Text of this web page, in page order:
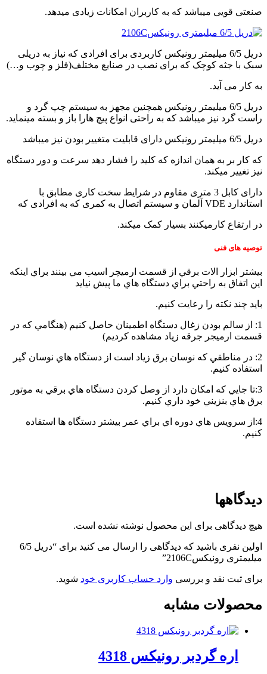
peaks
teasing
in
my
wife
lustful
sister
sucks
my
dick
the
kitchen
صنعتی قویی میباشد که به کاربران امکانات زیادی میدهد.
دریل 6/5 میلیمتر رونیکس کاربردی برای افرادی که نیاز به دریلی
سبک با جثه کوچک که برای نصب در صنایع مختلف(فلز و چوب و…)
به کار می آید.
دریل 6/5 میلیمتر رونیکس همچنین مجهز به سیستم چپ گرد و
راست گرد نیز میباشد که به راحتی انواع پیچ هارا باز و بسته مینماید.
دریل 6/5 میلیمتر رونیکس دارای قابلیت متغییر بودن نیز میباشد
که کار بر به همان اندازه که کلید را فشار دهد سرعت و دور دستگاه
نیز تغییر میکند.
دارای کابل 3 متری مقاوم در شرایط سخت کاری مطابق با
استاندارد VDE آلمان و سیستم اتصال به کمری که به افرادی که
در ارتفاع کارمیکنند بسیار کمک میکند.
توصیه های فنی
بيشتر ابزار الات برقي از قسمت ارميچر اسيب مي بينند براي اينکه
اين اتفاق به راحتي براي دستگاه هاي ما پيش نيايد
بايد چند نکته را رعايت کنيم.
1: از سالم بودن زغال دستگاه اطمينان حاصل کنيم (هنگامي که در
قسمت ارميجر جرقه زياد مشاهده کرديم)
2: در مناطقي که نوسان برق زياد است از دستگاه هاي نوسان گير
استفاده کنيم.
3:تا جايي که امکان دارد از وصل کردن دستگاه هاي برقي به موتور
برق هاي بنزيني خود داري کنيم.
4:از سرويس هاي دوره اي براي عمر بيشتر دستگاه ها استفاده
کنيم.
دیدگاهها
هیچ دیدگاهی برای این محصول نوشته نشده است.
اولین نفری باشید که دیدگاهی را ارسال می کنید برای “دریل 6/5
میلیمتری رونیکس2106C”
برای ثبت نقد و بررسی وارد حساب کاربری خود شوید.
محصولات مشابه
اره گردبر رونیکس 4318